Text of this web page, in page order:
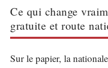
Ce qui change
gratuite et route
Sur le papier, la